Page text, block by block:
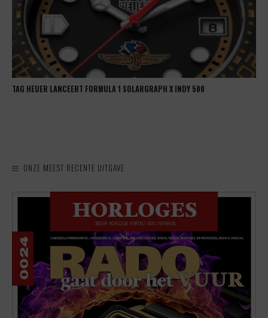
TAG HEUER LANCEERT FORMULA 1 SOLARGRAPH X INDY 500
ONZE MEEST RECENTE UITGAVE